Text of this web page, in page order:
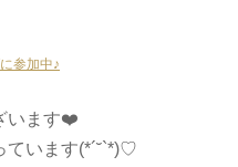
参加中♪
います❤️
います(*´˘`*)♡